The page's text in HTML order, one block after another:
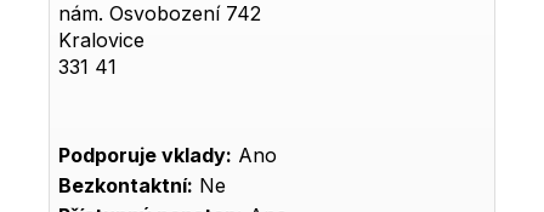
nám. Osvobození 742
Kralovice
331 41
Podporuje vklady: Ano
Bezkontaktní: Ne